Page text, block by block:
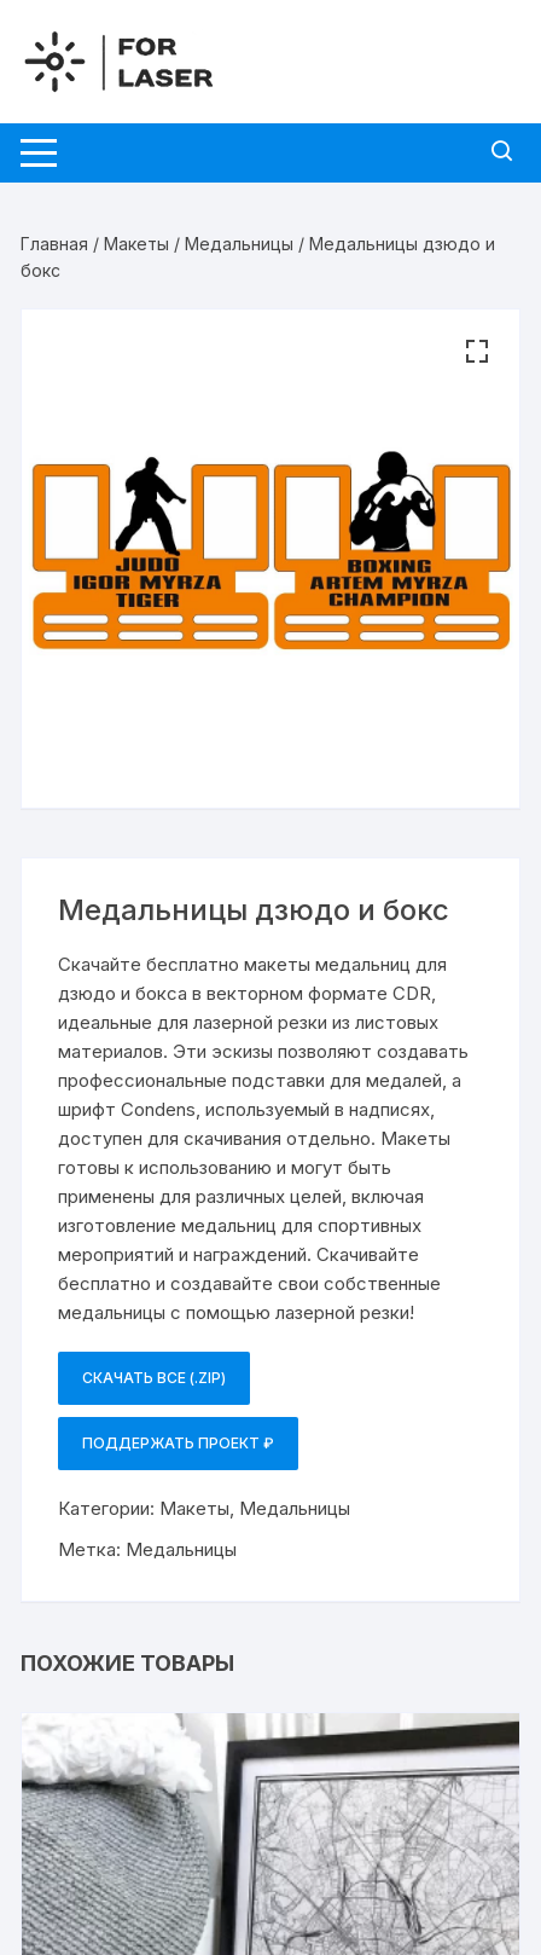
содержимому
Главная /Макеты /Медальницы / Медальницы дзюдо и
бокс
Медальницы дзюдо и бокс
Скачайте бесплатно макеты медальниц для
дзюдо и бокса в векторном формате CDR,
идеальные для лазерной резки из листовых
материалов. Эти эскизы позволяют создавать
профессиональные подставки для медалей, а
шрифт Condens, используемый в надписях,
доступен для скачивания отдельно. Макеты
готовы к использованию и могут быть
применены для различных целей, включая
изготовление медальниц для спортивных
мероприятий и награждений. Скачивайте
бесплатно и создавайте свои собственные
медальницы с помощью лазерной резки!
СКАЧАТЬ ВСЕ (.ZIP)
ПОДДЕРЖАТЬ ПРОЕКТ ₽
Категории: Макеты Медальницы
Метка: Медальницы
ПОХОЖИЕ ТОВАРЫ